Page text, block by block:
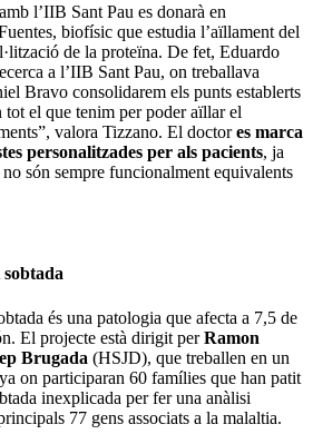
l’IIB Sant Pau es donarà en
biofísic que estudia l’aïllament del
de la proteïna. De fet, Eduardo
a l’IIB Sant Pau, on treballava
Bravo consolidarem els punts establerts
el que tenim per poder aïllar el
valora Tizzano. El doctores marca
personalitzades per als pacients, ja
són sempre funcionalment equivalents
és una patologia que afecta a 7,5 de
El projecte està dirigit perRamon
Brugada (HSJD), que treballen en un
on participaran 60 famílies que han patit
inexplicada per fer una anàlisi
77 gens associats a la malaltia.